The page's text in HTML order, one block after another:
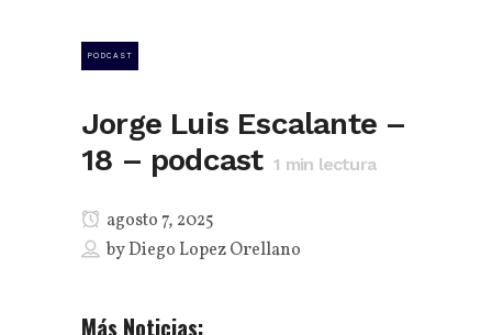
PODCAST
Jorge Luis Escalante –
18 – podcast 1 min lectura
agosto 7, 2025
byDiego Lopez Orellano
Más Noticias: